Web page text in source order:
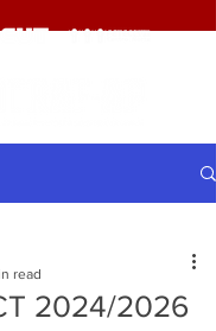
2024/2026
read